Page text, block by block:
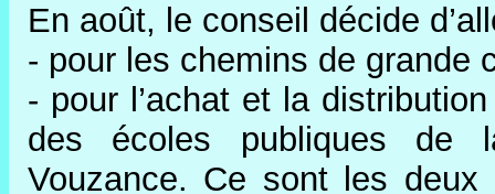
En août, le conseil décide
- pour les chemins de grande
- pour l’achat et la
des écoles publiques de
Vouzance. Ce sont les